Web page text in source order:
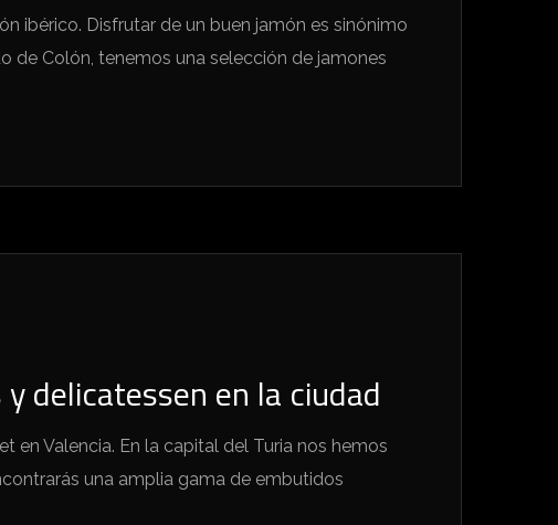
ibérico. Disfrutar de un buen jamón es sinónimo
de Colón, tenemos una selección de jamones
delicatessen en la ciudad
en Valencia. En la capital del Turia nos hemos
una amplia gama de embutidos